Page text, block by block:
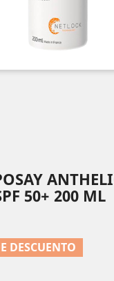
50+ 200 ML
DESCUENTO